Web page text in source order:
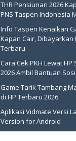
THR Pensiunan 2026
PNS Taspen Indonesia
Info Taspen Kenaikan
Kapan Cair, Dibayarkan
Terbaru
Cara Cek PKH Lewat
2026 Ambil Bantuan
Game Tarik Tambang
di HP Terbaru 2026
Aplikasi Vidmate Versi
Version for Android